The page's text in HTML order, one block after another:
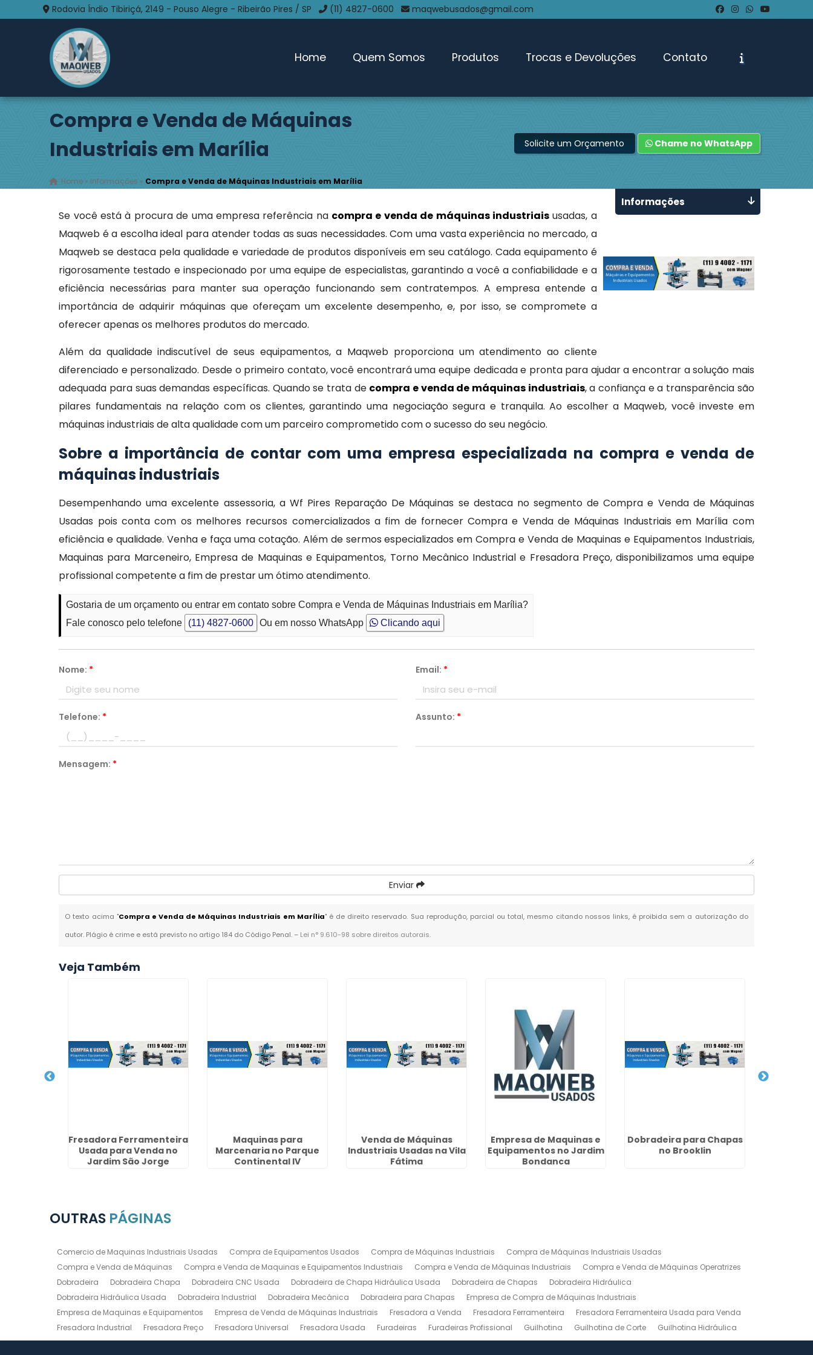
Rodovia Índio Tibiriçá, 2149 - Pouso Alegre - Ribeirão Pires / SP (11) 4827-0600 maqwebusados@gmail.com
Home Quem Somos Produtos Trocas e Devoluções Contato
Compra e Venda de Máquinas
Industriais em Marília
Home » Informações » Compra e Venda de Máquinas Industriais em Marília
Solicite um Orçamento Chame no WhatsApp
Se você está à procura de uma empresa referência na compra e venda de máquinas industriais usadas, a
Maqweb é a escolha ideal para atender todas as suas necessidades. Com uma vasta experiência no mercado, a
Maqweb se destaca pela qualidade e variedade de produtos disponíveis em seu catálogo. Cada equipamento é
rigorosamente testado e inspecionado por uma equipe de especialistas, garantindo a você a confiabilidade e a
eficiência necessárias para manter sua operação funcionando sem contratempos. A empresa entende a
importância de adquirir máquinas que ofereçam um excelente desempenho, e, por isso, se compromete a
oferecer apenas os melhores produtos do mercado.
Além da qualidade indiscutível de seus equipamentos, a Maqweb proporciona um atendimento ao cliente
diferenciado e personalizado. Desde o primeiro contato, você encontrará uma equipe dedicada e pronta para ajudar a encontrar a solução mais
adequada para suas demandas específicas. Quando se trata de compra e venda de máquinas industriais, a confiança e a transparência são
pilares fundamentais na relação com os clientes, garantindo uma negociação segura e tranquila. Ao escolher a Maqweb, você investe em
máquinas industriais de alta qualidade com um parceiro comprometido com o sucesso do seu negócio.
Sobre a importância de contar com uma empresa especializada na compra e venda de
máquinas industriais
Desempenhando uma excelente assessoria, a Wf Pires Reparação De Máquinas se destaca no segmento de Compra e Venda de Máquinas
Usadas pois conta com os melhores recursos comercializados a fim de fornecer Compra e Venda de Máquinas Industriais em Marília com
eficiência e qualidade. Venha e faça uma cotação. Além de sermos especializados em Compra e Venda de Maquinas e Equipamentos Industriais,
Maquinas para Marceneiro, Empresa de Maquinas e Equipamentos, Torno Mecânico Industrial e Fresadora Preço, disponibilizamos uma equipe
profissional competente a fim de prestar um ótimo atendimento.
Gostaria de um orçamento ou entrar em contato sobre Compra e Venda de Máquinas Industriais em Marília?
Fale conosco pelo telefone
(11) 4827-0600 Ou em nosso WhatsApp Clicando aqui
Nome: * Email: *
Telefone: * Assunto: *
Mensagem: *
Enviar
O texto acima "Compra e Venda de Máquinas Industriais em Marília" é de direito reservado. Sua reprodução, parcial ou total, mesmo citando nossos links, é proibida sem a autorização do
autor. Plágio é crime e está previsto no artigo 184 do Código Penal. – Lei n° 9.610-98 sobre direitos autorais.
Informações
Veja Também
Fresadora Ferramenteira
Usada para Venda no
Jardim São Jorge
Maquinas para
Marcenaria no Parque
Continental IV
Venda de Máquinas
Industriais Usadas na Vila
Fátima
Empresa de Maquinas e
Equipamentos no Jardim
Bondanca
Dobradeira para Chapas
no Brooklin
OUTRAS PÁGINAS
Comercio de Maquinas Industriais Usadas Compra de Equipamentos Usados Compra de Máquinas Industriais
Compra de Máquinas Industriais Usadas
Compra e Venda de Máquinas
Compra e Venda de Maquinas e Equipamentos Industriais Compra e Venda de Máquinas Industriais
Compra e Venda de Máquinas Operatrizes
Dobradeira
Dobradeira Chapa Dobradeira CNC Usada Dobradeira de Chapa Hidráulica Usada Dobradeira de Chapas
Dobradeira Hidráulica
Dobradeira Hidráulica Usada
Dobradeira Industrial Dobradeira Mecânica Dobradeira para Chapas
Empresa de Compra de Máquinas Industriais
Empresa de Maquinas e Equipamentos
Empresa de Venda de Máquinas Industriais Fresadora a Venda Fresadora Ferramenteira
Fresadora Ferramenteira Usada para Venda
Fresadora Industrial
Fresadora Preço Fresadora Universal Fresadora Usada Furadeiras Furadeiras Profissional Guilhotina Guilhotina de Corte
Guilhotina Hidráulica
Guilhotina Industrial
Guilhotina Industrial para Chapas de Aço Maquinas para Marcenaria Maquinas para Marcenaria a Venda
Maquinas para Marceneiro